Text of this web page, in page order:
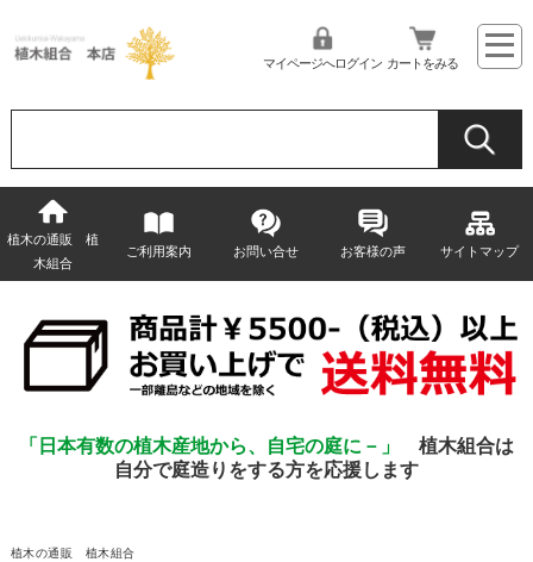
マイページへログイン カートをみる
植木の通販 植
木組合
ご利用案内 お問い合せ お客様の声 サイトマップ
「日本有数の植木産地から、自宅の庭に－」 植木組合は
自分で庭造りをする方を応援します
植木の通販 植木組合